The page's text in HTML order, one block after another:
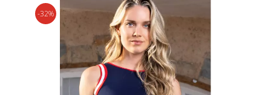
-32%